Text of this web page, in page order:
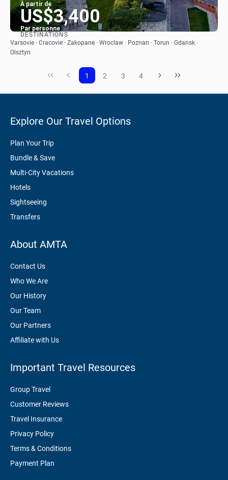
À partir de
US$3,400
Par personne
Afficher
DESTINATIONS
Varsovie · Cracovie · Zakopane · Wroclaw · Poznan · Torun · Gdansk ·
Olsztyn
1 2 3 4
Explore Our Travel Options
Plan Your Trip
Bundle & Save
Multi-City Vacations
Hotels
Sightseeing
Transfers
About AMTA
Contact Us
Who We Are
Our History
Our Team
Our Partners
Affiliate with Us
Important Travel Resources
Group Travel
Customer Reviews
Travel Insurance
Privacy Policy
Terms & Conditions
Payment Plan